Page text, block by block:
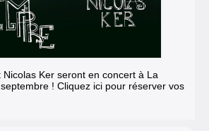
Ker seront en concert à La
! Cliquez ici pour réserver vos